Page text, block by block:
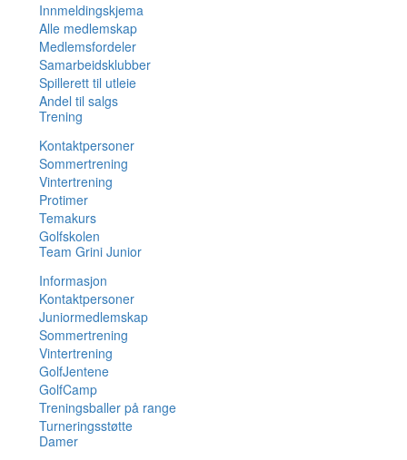
Innmeldingskjema
Alle medlemskap
Medlemsfordeler
Samarbeidsklubber
Spillerett til utleie
Andel til salgs
Trening
Kontaktpersoner
Sommertrening
Vintertrening
Protimer
Temakurs
Golfskolen
Team Grini Junior
Informasjon
Kontaktpersoner
Juniormedlemskap
Sommertrening
Vintertrening
GolfJentene
GolfCamp
Treningsballer på range
Turneringsstøtte
Damer